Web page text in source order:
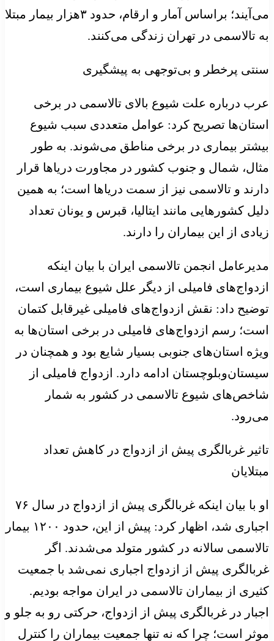
می‌آیند؛ براساس آمار و ارقام، حدود ۳هزار بیمار مبتلا
به تالاسمی در تهران زندگی می‌کنند.
سنتی پرخطر و بی‌توجهی به پیشگیری
عرب درباره علت شیوع بالای تالاسمی در برخی
استان‌ها تصریح کرد: عوامل متعددی سبب شیوع
بیشتر بیماری در برخی مناطق می‌شوند. به طور
مثال، شمال و جنوب کشور در مجاورت دریاها قرار
دارند و تالاسمی نیز از سمت دریاها است؛ به همین
دلیل کشورهایی مانند ایتالیا، قبرس و یونان تعداد
زیادی از این بیماران را دارند.
مدیرعامل انجمن تالاسمی ایران با بیان اینکه
ازدواج‌های فامیلی از دیگر علل شیوع بیماری است،
توضیح داد: نقش ازدواج‌های فامیلی غیرقابل کتمان
است؛ رسم ازدواج‌های فامیلی در برخی استان‌ها به
ویژه استان‌های جنوبی بسیار شایع بود و همچنان در
سیستان‌وبلوچستان ادامه‌ دارد. ازدواج فامیلی از
شاخص‌های شیوع تالاسمی در کشور به شمار
می‌رود.
تاثیر غربالگری پیش از ازدواج در کاهش تعداد
مبتلایان
او با بیان اینکه غربالگری پیش از ازدواج در سال ۷۶
اجباری شد، اظهار کرد: پیش از این، حدود ۱۲۰۰ بیمار
تالاسمی سالانه در کشور متولد می‌شدند. اگر
غربالگری پیش از ازدواج اجباری نمی‌شد با جمعیت
کثیری از بیماران تالاسمی در ایران مواجه بودیم.
اجبار در غربالگری پیش از ازدواج، حرکتی رو به جلو و
موثر است؛ چرا که نه تنها جمعیت بیماران را کنترل